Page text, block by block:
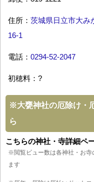
住所： 茨城県日立市大み
16-1
電話： 0294-52-2047
初穂料：?
※大甕神社の厄除け・
ら
こちらの神社・寺詳細ペ
※閲覧ビュー数は各神社・お寺
ます